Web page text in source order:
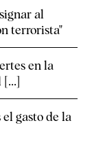
al
terrorista"
en la
el gasto de la